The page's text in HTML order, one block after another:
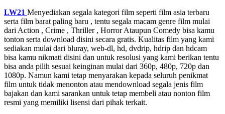
LW21 Menyediakan segala kategori film seperti film asia terbaru
serta film barat paling baru , tentu segala macam genre film mulai
dari Action , Crime , Thriller , Horror Ataupun Comedy bisa kamu
tonton serta download disini secara gratis. Kualitas film yang kami
sediakan mulai dari bluray, web-dl, hd, dvdrip, hdrip dan hdcam
bisa kamu nikmati disini dan untuk resolusi yang kami berikan tentu
bisa anda pilih sesuai keinginan mulai dari 360p, 480p, 720p dan
1080p. Namun kami tetap menyarakan kepada seluruh penikmat
film untuk tidak menonton atau mendownload segala jenis film
bajakan dan kami sarankan untuk tetap membeli atau nonton film
resmi yang memiliki lisensi dari pihak terkait.